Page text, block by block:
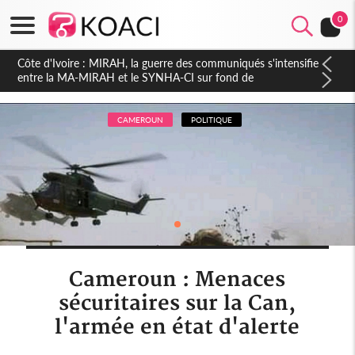
0
Côte d'Ivoire : Indépendance 2026, Thiam plaide pour un
environnement démocratique plus apaisé
CAMEROUN POLITIQUE
Cameroun : Menaces
sécuritaires sur la Can,
l'armée en état d'alerte